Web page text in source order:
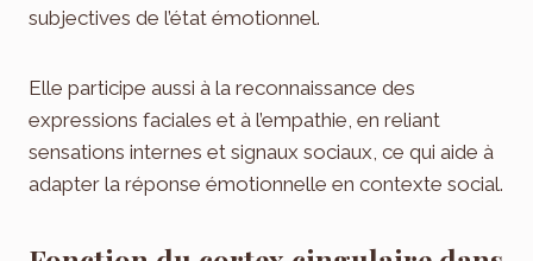
subjectives de l’état émotionnel.
Elle participe aussi à la reconnaissance des
expressions faciales et à l’empathie, en reliant
sensations internes et signaux sociaux, ce qui aide à
adapter la réponse émotionnelle en contexte social.